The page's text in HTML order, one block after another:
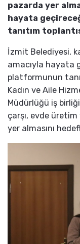
pazarda yer
hayata
tanıtım
İzmit Belediyesi,
amacıyla hayata
platformunun
Kadın ve Aile
Müdürlüğü iş
çarşı, evde
yer almasını